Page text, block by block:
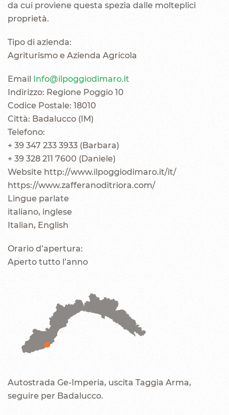
da cui proviene questa spezia dalle molteplici
proprietà.
Tipo di azienda:
Agriturismo e Azienda Agricola
Email Info@ilpoggiodimaro.it
Indirizzo: Regione Poggio 10
Codice Postale: 18010
Città: Badalucco (IM)
Telefono:
+ 39 347 233 3933 (Barbara)
+ 39 328 211 7600 (Daniele)
Website http://www.ilpoggiodimaro.it/it/
https://www.zafferanoditriora.com/
Lingue parlate
italiano, inglese
Italian, English
Orario d’apertura:
Aperto tutto l’anno
Autostrada Ge-Imperia, uscita Taggia Arma,
seguire per Badalucco.